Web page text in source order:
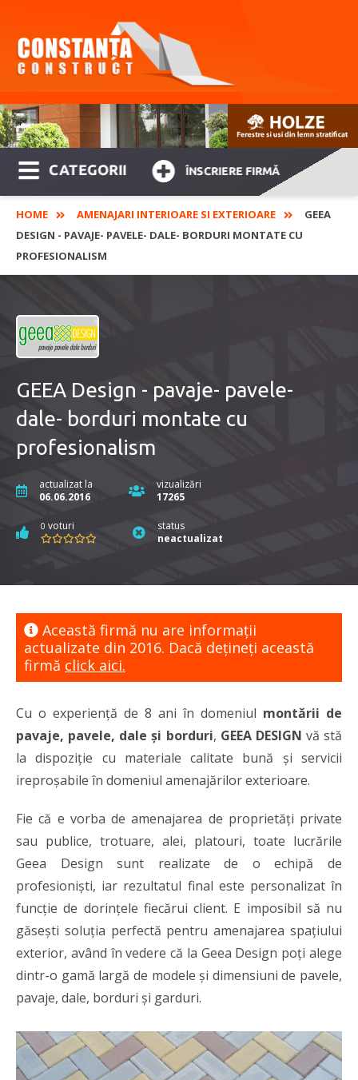
CATEGORII ÎNSCRIERE FIRMĂ
HOME AMENAJARI INTERIOARE SI EXTERIOARE
GEEA
DESIGN - PAVAJE- PAVELE- DALE- BORDURI MONTATE CU
PROFESIONALISM
GEEA Design - pavaje- pavele-
dale- borduri montate cu
profesionalism
actualizat la
06.06.2016
vizualizări
17265
0 voturi
status
neactualizat
Această firmă nu are informaţii
actualizate din 2016. Dacă dețineți această
firmă click aici.
Cu o experiență de 8 ani în domeniul montării de
pavaje, pavele, dale și borduri, GEEA DESIGN vă stă
la dispoziție cu materiale calitate bună și servicii
ireproșabile în domeniul amenajărilor exterioare.
Fie că e vorba de amenajarea de proprietăți private
sau publice, trotuare, alei, platouri, toate lucrările
Geea Design sunt realizate de o echipă de
profesioniști, iar rezultatul final este personalizat în
funcție de dorințele fiecărui client. E imposibil să nu
găsești soluția perfectă pentru amenajarea spațiului
exterior, având în vedere că la Geea Design poți alege
dintr-o gamă largă de modele și dimensiuni de pavele,
pavaje, dale, borduri și garduri.